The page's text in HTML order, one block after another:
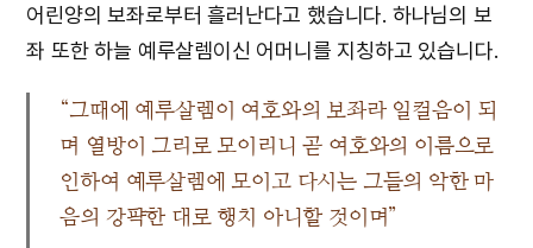
어린양의 보좌로부터 흘러난다고 했습니다. 하나님의 보
좌 또한 하늘 예루살렘이신 어머니를 지칭하고 있습니다.
“그때에 예루살렘이 여호와의 보좌라 일컬음이 되
며 열방이 그리로 모이리니 곧 여호와의 이름으로
인하여 예루살렘에 모이고 다시는 그들의 악한 마
음의 강퍅한 대로 행치 아니할 것이며”